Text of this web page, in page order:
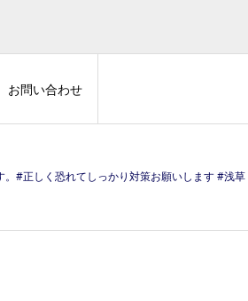
お問い合わせ
り対策お願いします #浅草 #asakusa #tokyo #japan #ウ